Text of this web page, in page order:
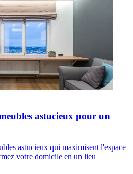
astucieux pour un
astucieux qui maximisent l'espace
votre domicile en un lieu